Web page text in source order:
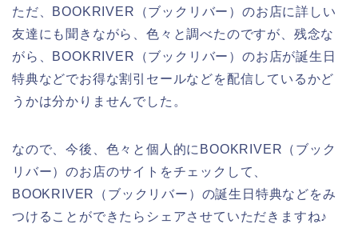
ただ、BOOKRIVER（ブックリバー）のお店に詳しい
友達にも聞きながら、色々と調べたのですが、残念な
がら、BOOKRIVER（ブックリバー）のお店が誕生日
特典などでお得な割引セールなどを配信しているかど
うかは分かりませんでした。
なので、今後、色々と個人的にBOOKRIVER（ブック
リバー）のお店のサイトをチェックして、
BOOKRIVER（ブックリバー）の誕生日特典などをみ
つけることができたらシェアさせていただきますね♪